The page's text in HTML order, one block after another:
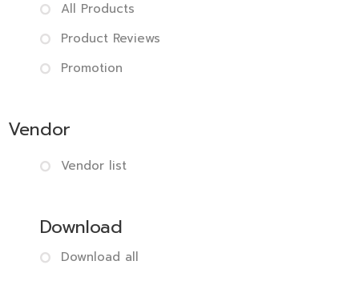
All Products
Product Reviews
Promotion
Vendor
Vendor list
Download
Download all